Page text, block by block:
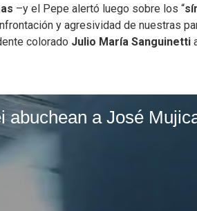
–y el Pepe alertó luego sobre los “
y agresividad de nuestras
colorado Julio María Sanguinetti